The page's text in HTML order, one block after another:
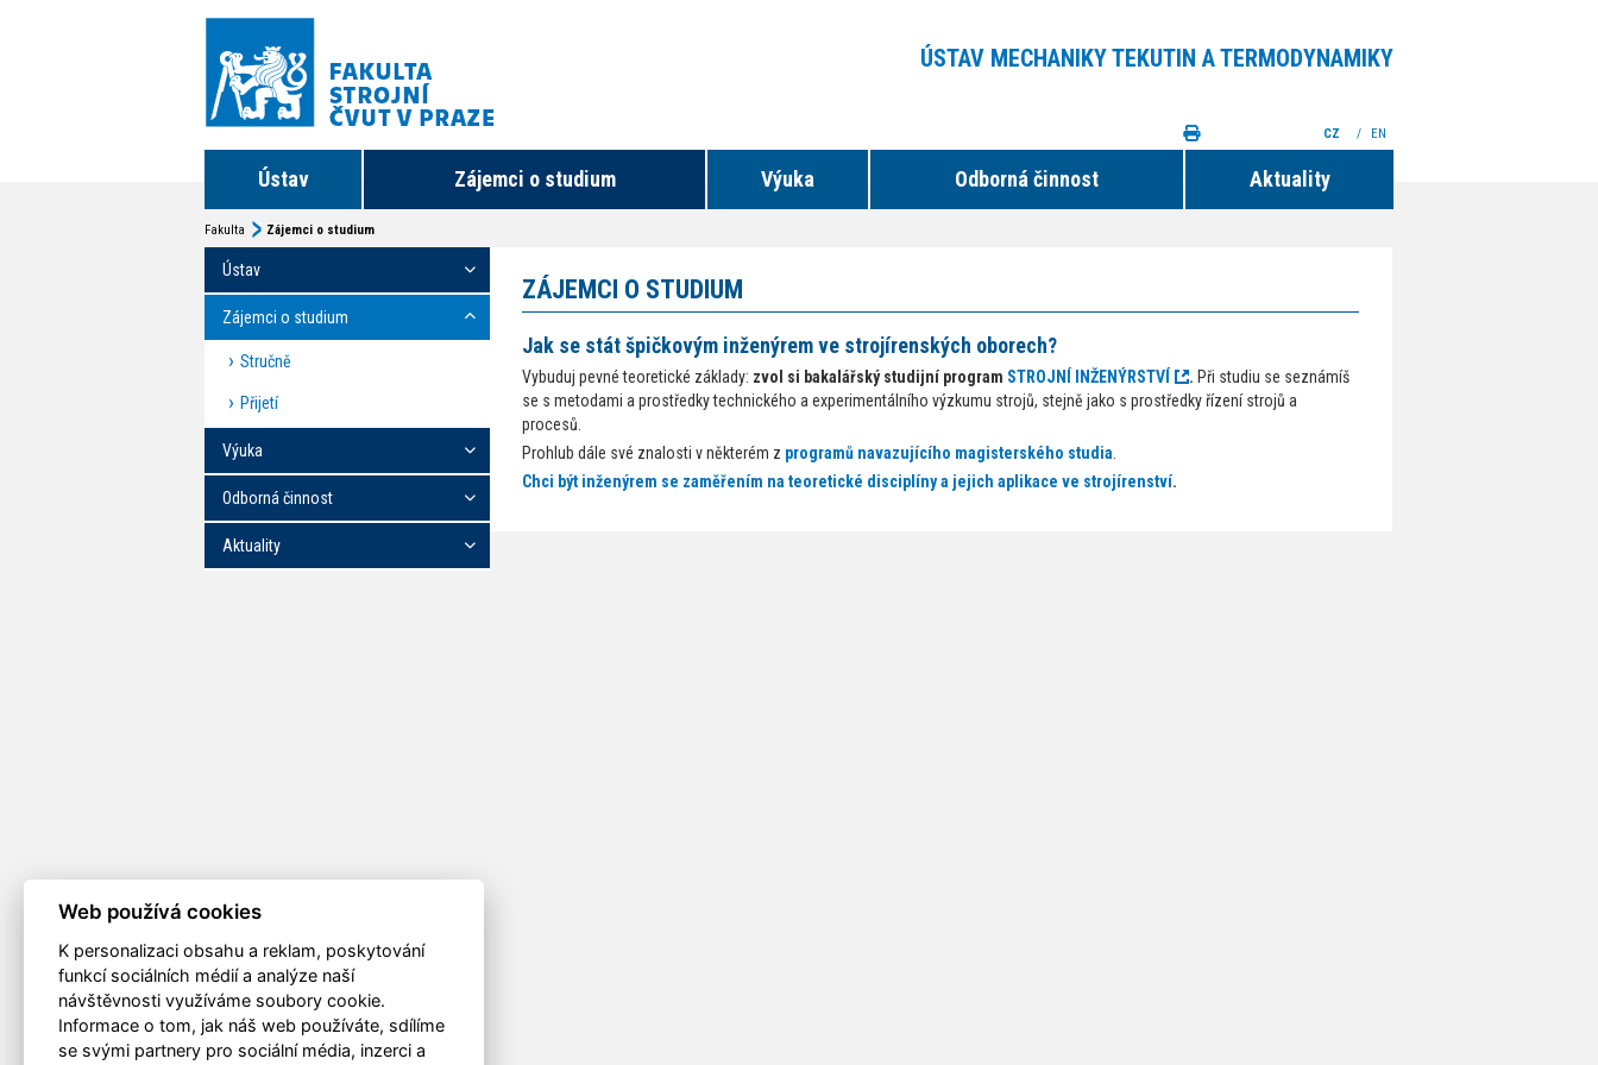
ÚSTAV MECHANIKY TEKUTIN A TERMODYNAMIKY
Ústav Zájemci o studium Výuka Odborná činnost Aktuality
CZ / EN
Fakulta Zájemci o studium
Ústav
Zájemci o studium
Stručně
Přijetí
Výuka
Odborná činnost
Aktuality
ZÁJEMCI O STUDIUM
Jak se stát špičkovým inženýrem ve strojírenských oborech?
Vybuduj pevné teoretické základy: zvol si bakalářský studijní program STROJNÍ INŽENÝRSTVÍ . Při studiu se seznámíš
se s metodami a prostředky technického a experimentálního výzkumu strojů, stejně jako s prostředky řízení strojů a
procesů.
Prohlub dále své znalosti v některém z programů navazujícího magisterského studia
Chci být inženýrem se zaměřením na teoretické disciplíny a jejich aplikace ve strojírenství.
Web používá cookies
K personalizaci obsahu a reklam, poskytování
funkcí sociálních médií a analýze naší
návštěvnosti využíváme soubory cookie.
Informace o tom, jak náš web používáte, sdílíme
se svými partnery pro sociální média, inzerci a